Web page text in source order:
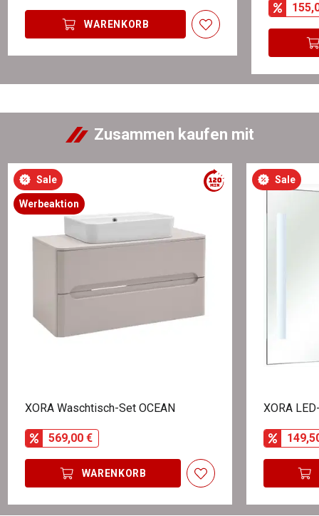
WARENKORB
Zusammen kaufen mit
Sale
Werbeaktion
XORA Waschtisch-Set OCEAN
569,00 €
WARENKORB
Sale
XORA